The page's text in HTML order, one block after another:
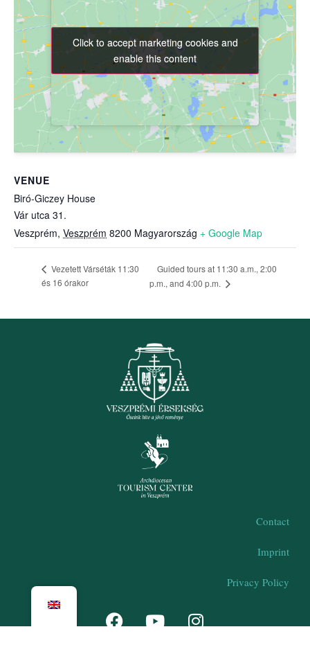
VENUE
Biró-Giczey House
Vár utca 31.
Veszprém, Veszprém 8200 Magyarország + Google Map
Click to accept marketing cookies and
enable this content
Click to accept marketing cookies and
enable this content
Vezetett Várséták 11:30
és 16 órakor
Guided tours at 11:30 a.m., 2:00
p.m., and 4:00 p.m.
Contact
Imprint
Privacy Policy